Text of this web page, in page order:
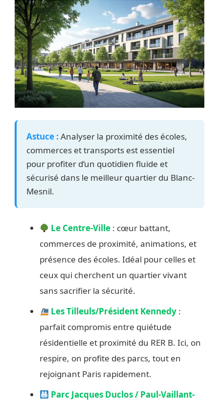
Astuce : Analyser la proximité des écoles,
commerces et transports est essentiel
pour profiter d’un quotidien fluide et
sécurisé dans le meilleur quartier du Blanc-
Mesnil.
Le Centre-Ville : cœur battant,
commerces de proximité, animations, et
présence des écoles. Idéal pour celles et
ceux qui cherchent un quartier vivant
sans sacrifier la sécurité.
Les Tilleuls/Président Kennedy :
parfait compromis entre quiétude
résidentielle et proximité du RER B. Ici, on
respire, on profite des parcs, tout en
rejoignant Paris rapidement.
Parc Jacques Duclos / Paul-Vaillant-